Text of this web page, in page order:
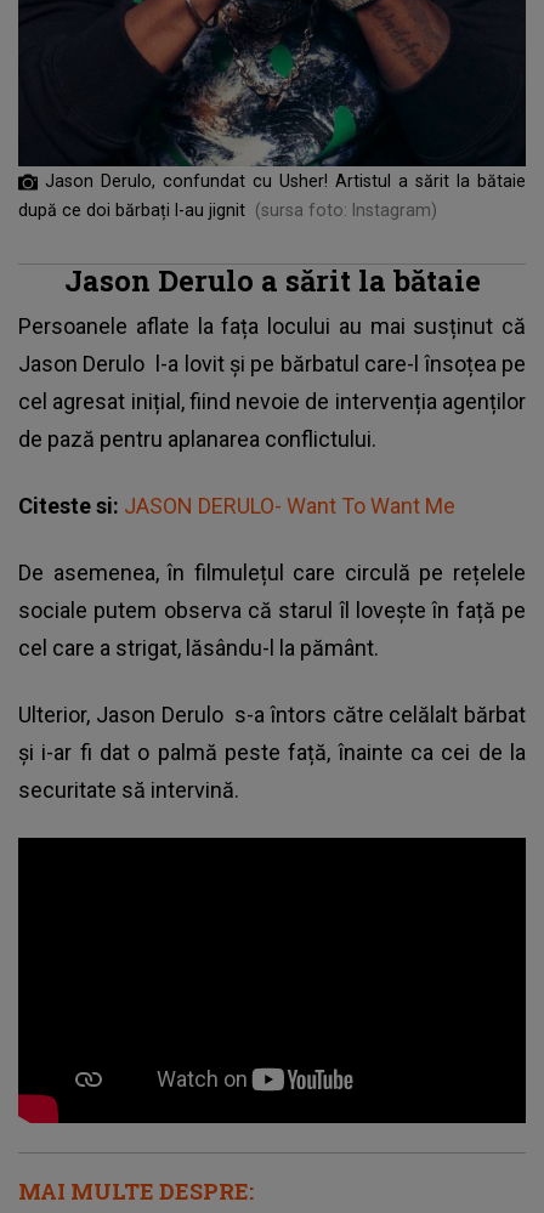
Jason Derulo, confundat cu Usher! Artistul a sărit la bătaie
după ce doi bărbați l-au jignit (sursa foto: Instagram)
Jason Derulo a sărit la bătaie
Persoanele aflate la fața locului au mai susținut că
Jason Derulo
l-a lovit și pe bărbatul care-l însoțea pe
cel agresat inițial, fiind nevoie de intervenția agenților
de pază pentru aplanarea conflictului.
Citeste si: JASON DERULO- Want To Want Me
De asemenea, în filmulețul care circulă pe rețelele
sociale putem observa că starul îl lovește în față pe
cel care a strigat, lăsându-l la pământ.
Ulterior, Jason Derulo s-a întors către celălalt bărbat
și i-ar fi dat o palmă peste față, înainte ca cei de la
securitate să intervină.
MAI MULTE DESPRE: